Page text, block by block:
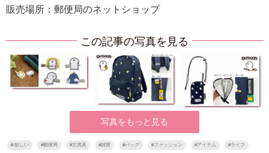
販売場所：郵便局のネットショップ
この記事の写真を見る
写真をもっと見る
#欲しい #郵便局 #文房具 #雑貨 #バッグ #ファッション #アイテム #ライフ